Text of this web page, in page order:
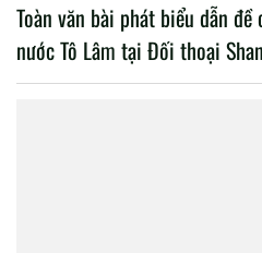
Toàn văn bài phát biểu dẫn
nước Tô Lâm tại Đối thoại